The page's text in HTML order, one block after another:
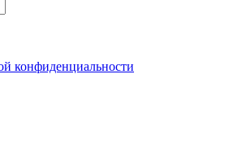
конфиденциальности